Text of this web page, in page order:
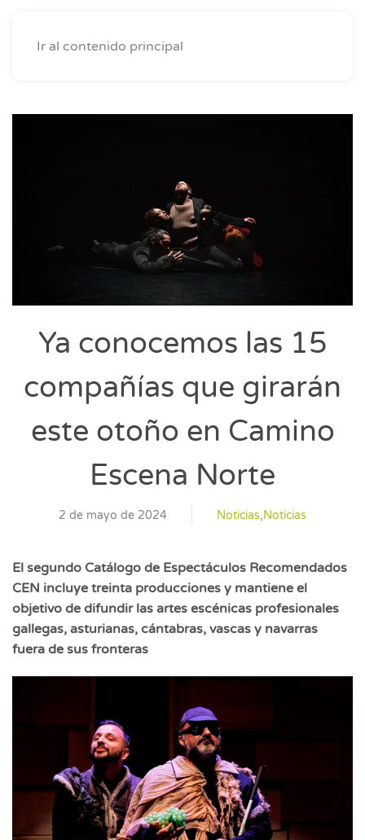
Ir al contenido principal
Ya conocemos las 15
compañías que girarán
este otoño en Camino
Escena Norte
2 de mayo de 2024 Noticias,Noticias
El segundo Catálogo de Espectáculos Recomendados
CEN incluye treinta producciones y mantiene el
objetivo de difundir las artes escénicas profesionales
gallegas, asturianas, cántabras, vascas y navarras
fuera de sus fronteras